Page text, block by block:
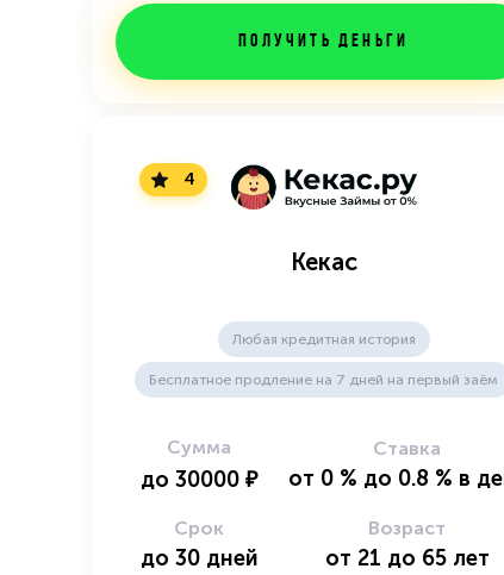
Получить деньги
4
Кекас
Любая кредитная история
Бесплатное продление на 7 дней на первый заём
Сумма
до 30000 ₽
Ставка
от 0 % до 0.8 % в
Срок
до 30 дней
Возраст
от 21 до 65 лет